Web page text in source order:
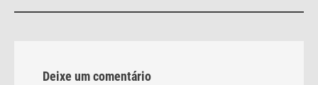
Deixe um comentário